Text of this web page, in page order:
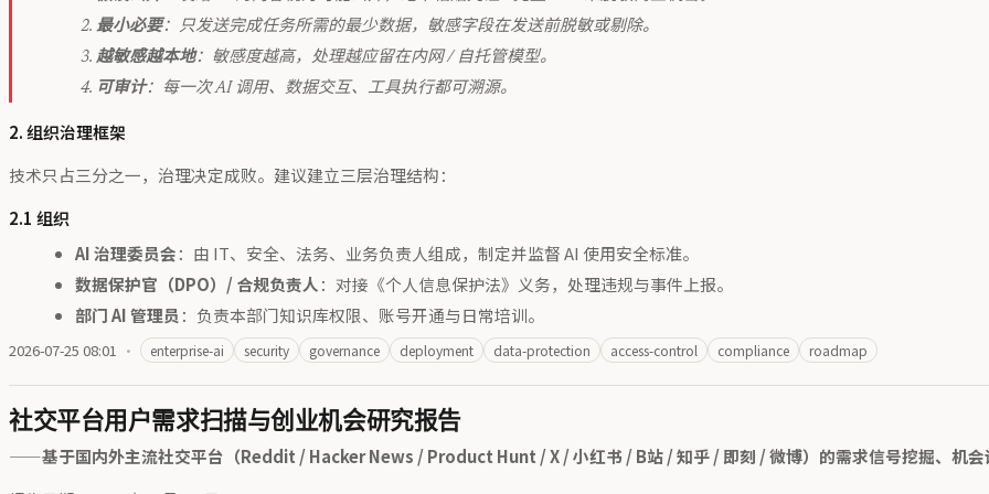
最小必要：只发送完成任务所需的最少数据，敏感字段在发送前脱敏或剔除。
越敏感越本地：敏感度越高，处理越应留在内网 / 自托管模型。
可审计：每一次 AI 调用、数据交互、工具执行都可溯源。
2. 组织治理框架
技术只占三分之一，治理决定成败。建议建立三层治理结构：
2.1 组织
AI 治理委员会：由 IT、安全、法务、业务负责人组成，制定并监督 AI 使用安全标准。
数据保护官（DPO）/ 合规负责人：对接《个人信息保护法》义务，处理违规与事件上报。
部门 AI 管理员 ：负责本部门知识库权限、账号开通与日常培训。
2026-07-25 08:01 · enterprise-ai security governance deployment data-protection access-control compliance roadmap
社交平台用户需求扫描与创业机会研究报告
——基于国内外主流社交平台（Reddit / Hacker News / Product Hunt / X / 小红书 / B站 / 知乎 / 即刻 / 微博）的需求信号挖掘、机会